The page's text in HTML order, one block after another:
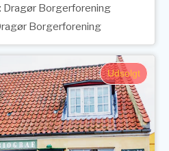
Dragør Borgerforening
Borgerforening
Udsolgt